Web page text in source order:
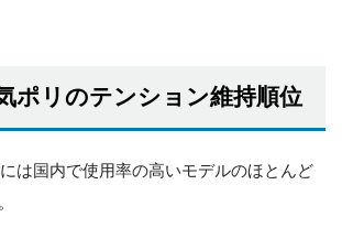
ポリのテンション維持順位
は国内で使用率の高いモデルのほとんど